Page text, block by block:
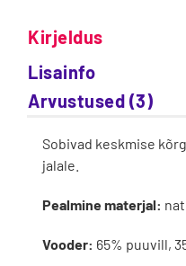
Kirjeldus
Lisainfo
Arvustused (3)
Sobivad keskmise
jalale.
Pealmine materjal:
Vooder: 65% puuvill,